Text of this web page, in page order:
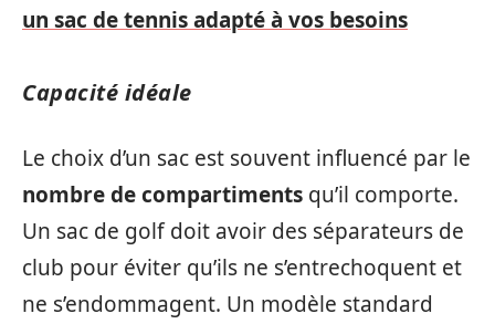
un sac de tennis adapté à vos besoins
Capacité idéale
Le choix d’un sac est souvent influencé par le
nombre de compartiments qu’il comporte.
Un sac de golf doit avoir des séparateurs de
club pour éviter qu’ils ne s’entrechoquent et
ne s’endommagent. Un modèle standard